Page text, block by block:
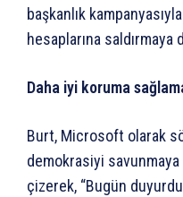
başkanlık
hesaplarına
Daha iyi koruma
Burt, Microsoft olarak
demokrasiyi
çizerek, “Bugün